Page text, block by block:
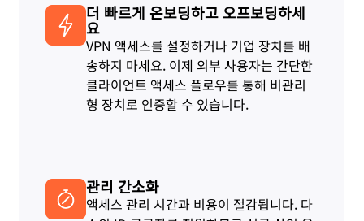
더 빠르게 온보딩하고 오프보딩하세
요
VPN 액세스를 설정하거나 기업 장치를 배
송하지 마세요. 이제 외부 사용자는 간단한
클라이언트 액세스 플로우를 통해 비관리
형 장치로 인증할 수 있습니다.
관리 간소화
액세스 관리 시간과 비용이 절감됩니다. 다